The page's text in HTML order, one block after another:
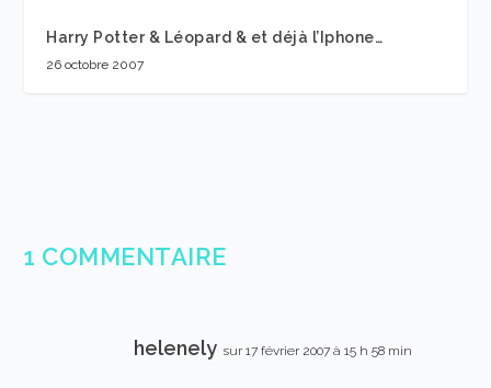
Harry Potter & Léopard & et déjà l’Iphone…
26 octobre 2007
1 COMMENTAIRE
helenely sur 17 février 2007 à 15 h 58 min